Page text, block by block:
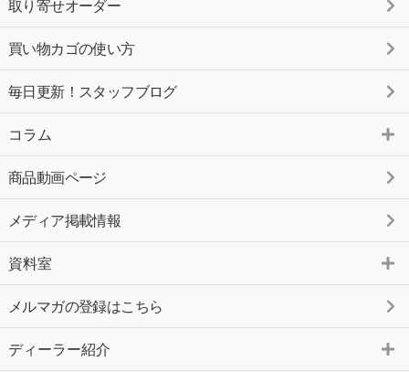
取り寄せオーダー
買い物カゴの使い方
毎日更新！スタッフブログ
コラム
商品動画ページ
メディア掲載情報
資料室
メルマガの登録はこちら
ディーラー紹介